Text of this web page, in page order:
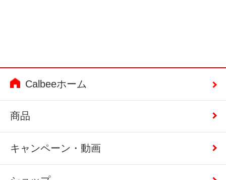
Calbeeホーム
商品
キャンペーン・動画